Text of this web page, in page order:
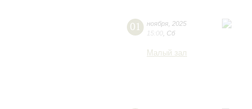
01 ноября 2025
15:00 Сб
Малый зал